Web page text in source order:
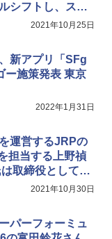
シフトし、スマ
ード映像・車両
2021年10月25日
新アプリ「SFg
ー施策発表 東京
2022年1月31日
運営するJRPの
担当する上野禎
取締役として支
2021年10月30日
パーフォーミュ